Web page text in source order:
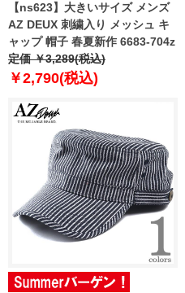
【ns623】大きいサイズ メンズ
AZ DEUX 刺繍入り メッシュ キ
ャップ 帽子 春夏新作 6683-704z
定価 ￥3,289(税込)
￥2,790(税込)